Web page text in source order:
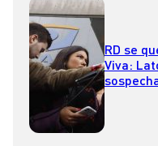
RD se
Viva: